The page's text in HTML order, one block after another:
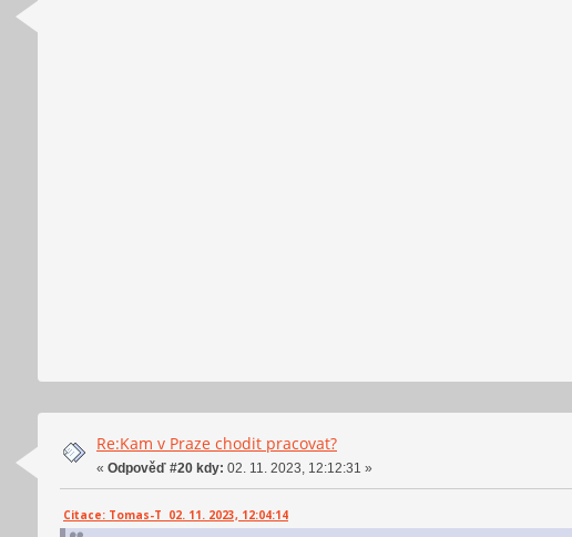
Re:Kam v Praze chodit pracovat?
« Odpověď #20 kdy: 02. 11. 2023, 12:12:31 »
Citace: Tomas-T 02. 11. 2023, 12:04:14